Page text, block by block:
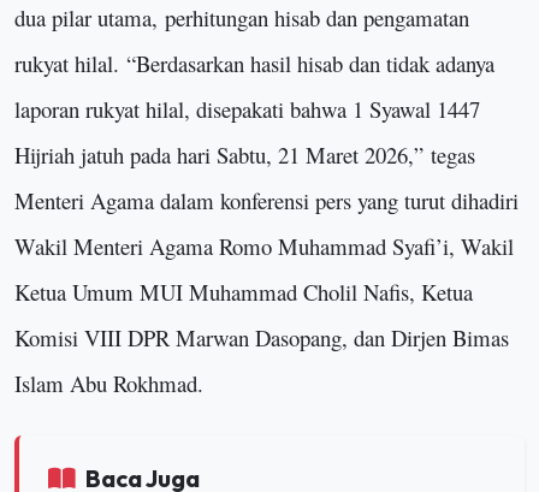
dua pilar utama, perhitungan hisab dan pengamatan
rukyat hilal. “Berdasarkan hasil hisab dan tidak adanya
laporan rukyat hilal, disepakati bahwa 1 Syawal 1447
Hijriah jatuh pada hari Sabtu, 21 Maret 2026,” tegas
Menteri Agama dalam konferensi pers yang turut dihadiri
Wakil Menteri Agama Romo Muhammad Syafi’i, Wakil
Ketua Umum MUI Muhammad Cholil Nafis, Ketua
Komisi VIII DPR Marwan Dasopang, dan Dirjen Bimas
Islam Abu Rokhmad.
Baca Juga